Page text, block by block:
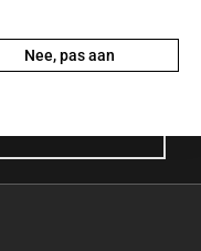
Nee, pas aan